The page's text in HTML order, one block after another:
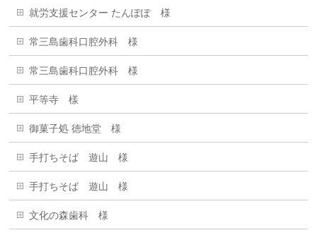
就労支援センター たんぽぽ 様
常三島歯科口腔外科 様
常三島歯科口腔外科 様
平等寺 樣
御菓子処 徳地堂 様
手打ちそば 遊山 様
手打ちそば 遊山 様
文化の森歯科 様